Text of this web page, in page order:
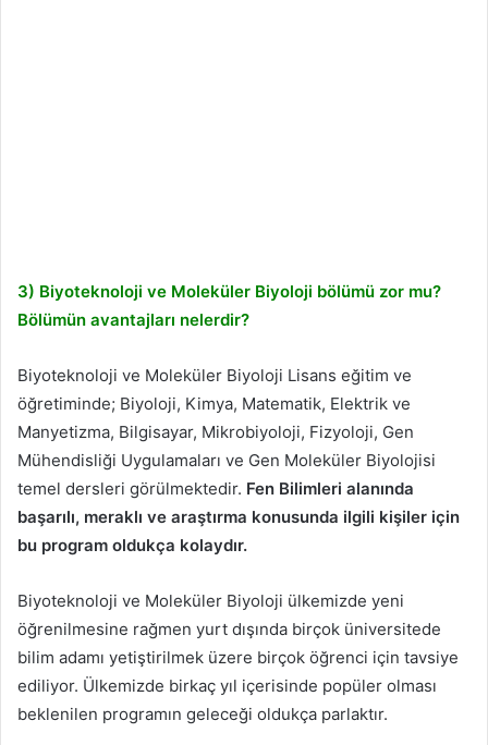
3) Biyoteknoloji ve Moleküler Biyoloji bölümü zor mu?
Bölümün avantajları nelerdir?
Biyoteknoloji ve Moleküler Biyoloji Lisans eğitim ve
öğretiminde; Biyoloji, Kimya, Matematik, Elektrik ve
Manyetizma, Bilgisayar, Mikrobiyoloji, Fizyoloji, Gen
Mühendisliği Uygulamaları ve Gen Moleküler Biyolojisi
temel dersleri görülmektedir. Fen Bilimleri alanında
başarılı, meraklı ve araştırma konusunda ilgili kişiler için
bu program oldukça kolaydır.
Biyoteknoloji ve Moleküler Biyoloji ülkemizde yeni
öğrenilmesine rağmen yurt dışında birçok üniversitede
bilim adamı yetiştirilmek üzere birçok öğrenci için tavsiye
ediliyor. Ülkemizde birkaç yıl içerisinde popüler olması
beklenilen programın geleceği oldukça parlaktır.